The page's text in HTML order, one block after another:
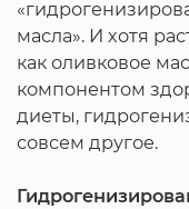
масла». И хотя
как оливковое
компонентом
диеты,
совсем другое.